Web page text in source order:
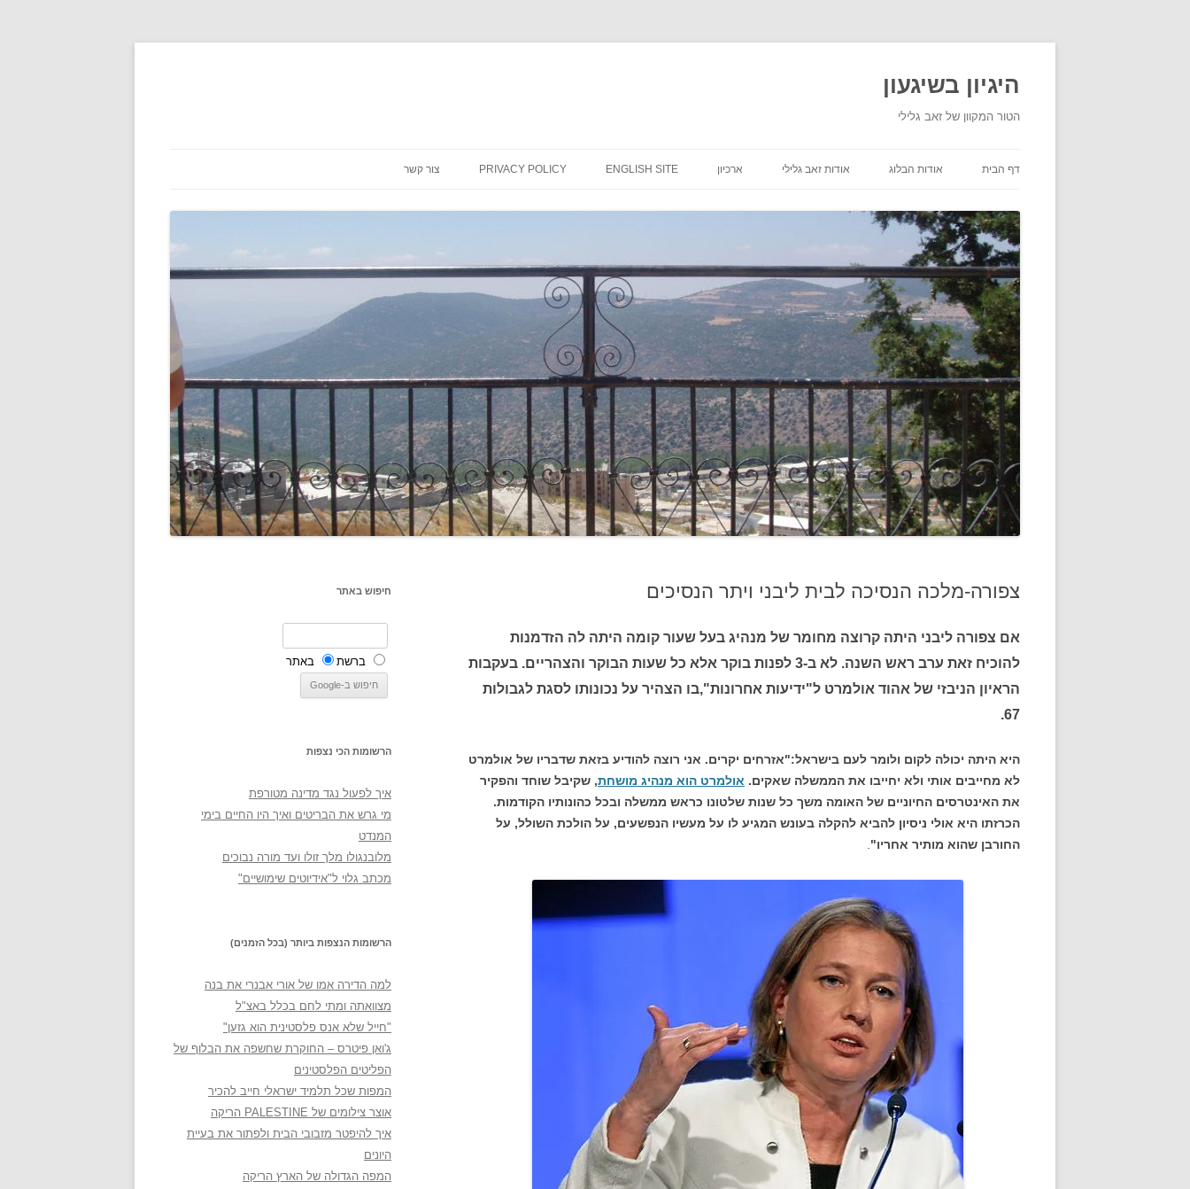
היגיון בשיגעון
הטור המקוון של זאב גלילי
דף הבית אודות הבלוג אודות זאב גלילי ארכיון ENGLISH SITE
PRIVACY POLICY צור קשר
צפורה-מלכה הנסיכה לבית ליבני ויתר הנסיכים
אם צפורה ליבני היתה קרוצה מחומר של מנהיג בעל שעור קומה היתה לה הזדמנות
להוכיח זאת ערב ראש השנה. לא ב-3 לפנות בוקר אלא כל שעות הבוקר והצהריים. בעקבות
הראיון הניבזי של אהוד אולמרט ל"ידיעות אחרונות",בו הצהיר על נכונותו לסגת לגבולות
67.
היא היתה יכולה לקום ולומר לעם בישראל:"אזרחים יקרים. אני רוצה להודיע בזאת שדבריו של אולמרט
לא מחייבים אותי ולא יחייבו את הממשלה שאקים. אולמרט הוא מנהיג מושחת, שקיבל שוחד והפקיר
את האינטרסים החיוניים של האומה משך כל שנות שלטונו כראש ממשלה ובכל כהונותיו הקודמות.
הכרזתו היא אולי ניסיון להביא להקלה בעונש המגיע לו על מעשיו הנפשעים, על הולכת השולל, על
החורבן שהוא מותיר אחריו"
חיפוש באתר
ברשת באתר
הרשומות הכי נצפות
איך לפעול נגד מדינה מטורפת
מי גרש את הבריטים ואיך היו החיים בימי
המנדט
מלובנגולו מלך זולו ועד מורה נבוכים
מכתב גלוי ל"אידיוטים שימושיים"
הרשומות הנצפות ביותר (בכל הזמנים)
למה הדירה אמו של אורי אבנרי את בנה
מצוואתה ומתי לחם בכלל באצ"ל
"חייל שלא אנס פלסטינית הוא גזען"
ג'ואן פיטרס – החוקרת שחשפה את הבלוף של
הפליטים הפלסטינים
המפות שכל תלמיד ישראלי חייב להכיר
אוצר צילומים של PALESTINE הריקה
איך להיפטר מזבובי הבית ולפתור את בעיית
היונים
המפה הגדולה של הארץ הריקה